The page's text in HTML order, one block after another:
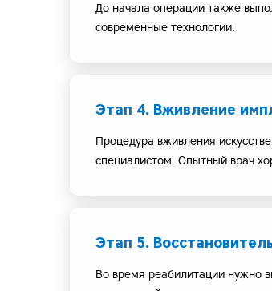
До начала операции также
современные технологии.
Этап 4. Вживление
Процедура вживления
специалистом. Опытный врач
Этап 5.
Во время реабилитации нужно